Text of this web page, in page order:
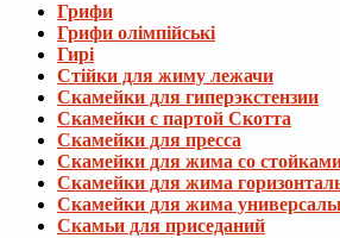
Грифи
Грифи олімпійські
Гирі
Стійки для жиму лежачи
Скамейки для гиперэкстензии
Скамейки с партой Скотта
Скамейки для пресса
Скамейки для жима со
Скамейки для жима
Скамейки для жима
Скамьи для приседаний